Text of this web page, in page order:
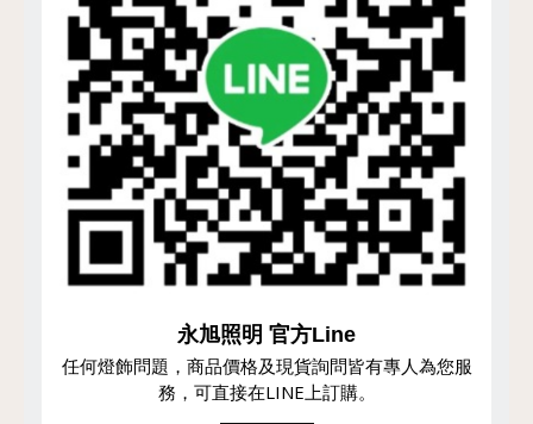
永旭照明 官方Line
任何燈飾問題，商品價格及現貨詢問皆有專人為您服
務，可直接在LINE上訂購。